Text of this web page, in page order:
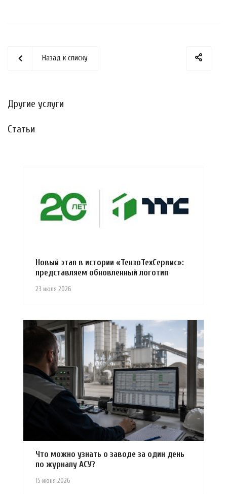
Назад к списку
Другие услуги
Статьи
23 июля 2026
Новый этап в истории «ТензоТехСервис»:
представляем обновленный логотип
15 июня 2026
Что можно узнать о заводе за один день
по журналу АСУ?